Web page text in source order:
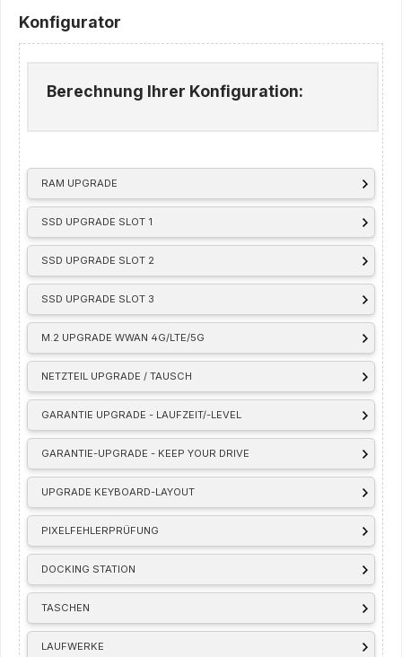
Konfigurator
RAM UPGRADE
SSD UPGRADE SLOT 1
SSD UPGRADE SLOT 2
SSD UPGRADE SLOT 3
M.2 UPGRADE WWAN 4G/LTE/5G
NETZTEIL UPGRADE / TAUSCH
GARANTIE UPGRADE - LAUFZEIT/-LEVEL
GARANTIE-UPGRADE - KEEP YOUR DRIVE
UPGRADE KEYBOARD-LAYOUT
PIXELFEHLERPRÜFUNG
DOCKING STATION
TASCHEN
LAUFWERKE
Berechnung Ihrer Konfiguration: